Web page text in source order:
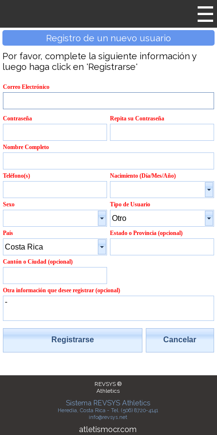
Registro de un nuevo usuario
Por favor, complete la siguiente información y
luego haga click en 'Registrarse'
Correo Electrónico
Contraseña Repita su Contraseña
Nombre Completo
Teléfono(s) Nacimiento (Día/Mes/Año)
Sexo Tipo de Usuario
País Estado o Provincia (opcional)
Cantón o Ciudad (opcional)
Otra información que desee registrar (opcional)
Registrarse Cancelar
REVSYS ®
Athletics
Sistema REVSYS Athletics
Heredia, Costa Rica - Tel. (506) 8720-4141
info@revsys.net
atletismocr.com